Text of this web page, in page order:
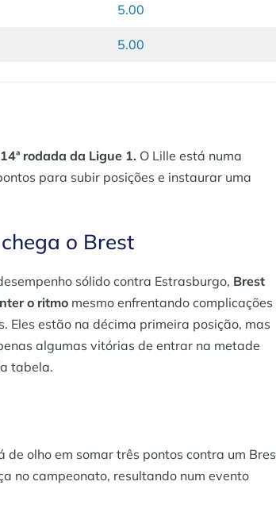
5.00
5.00
rodada da Ligue 1. O Lille está numa
para subir posições e instaurar uma
o Brest
sólido contra Estrasburgo, Brest
o ritmo mesmo enfrentando complicações
Eles estão na décima primeira posição, mas
algumas vitórias de entrar na metade
tabela.
de olho em somar três pontos contra um
no campeonato, resultando num evento